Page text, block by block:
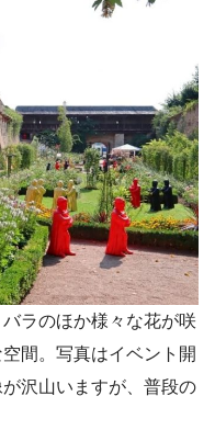
ラのほか様々な花が咲
間。写真はイベント開
沢山いますが、普段の